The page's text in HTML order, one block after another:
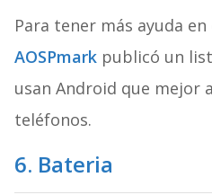
Para tener más ayuda
AOSPmarkpublicó un
usan Android que mejor
teléfonos.
6. Bateria